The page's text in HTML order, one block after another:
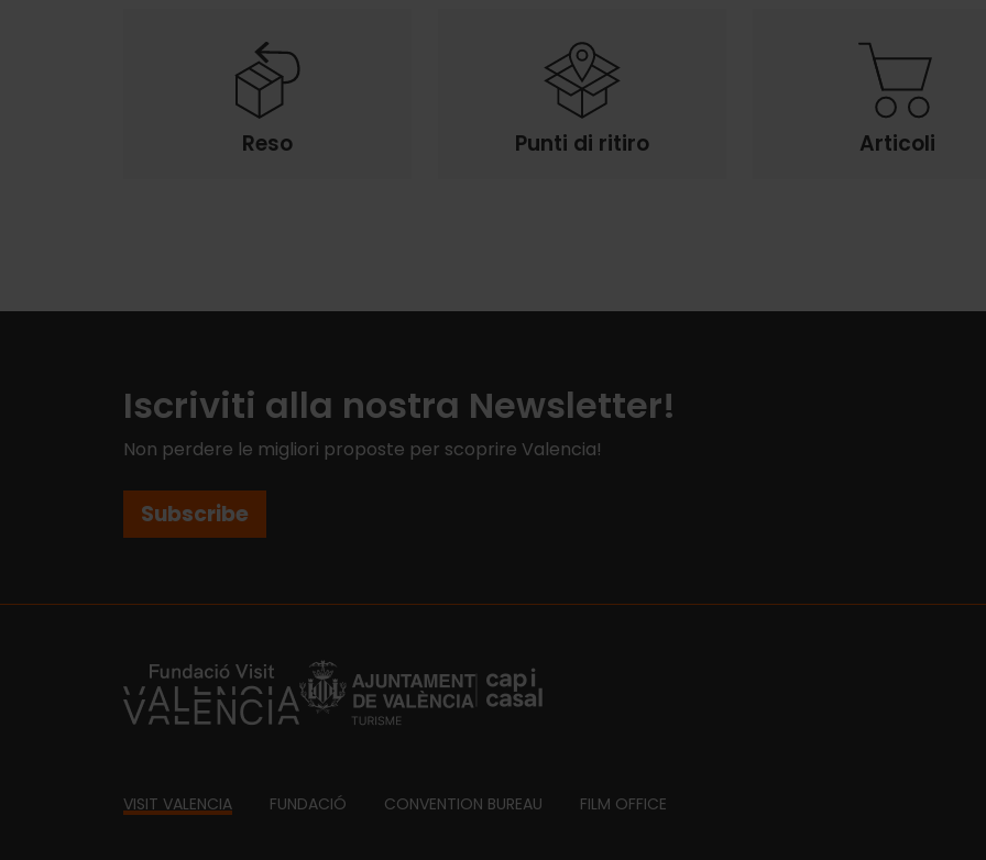
Reso Punti di ritiro Articoli
Iscriviti alla nostra Newsletter!
Non perdere le migliori proposte per scoprire Valencia!
Subscribe
https://fundacion.visitvalencia.com/
Footer
VISIT VALENCIA FUNDACIÓ CONVENTION BUREAU FILM OFFICE